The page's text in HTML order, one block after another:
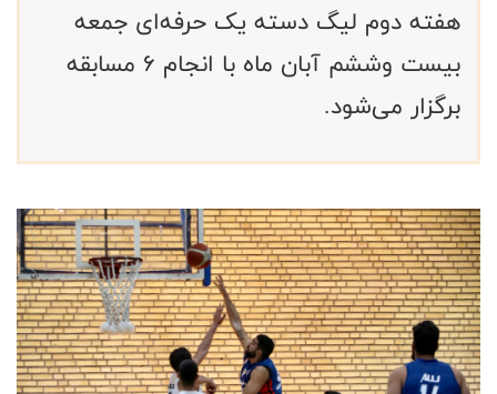
هفته دوم لیگ دسته یک حرفه‌ای جمعه
بیست وششم آبان ماه با انجام ۶ مسابقه
برگزار می‌شود.